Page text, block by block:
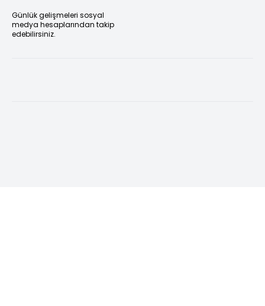
Günlük gelişmeleri sosyal
medya hesaplarından takip
edebilirsiniz.